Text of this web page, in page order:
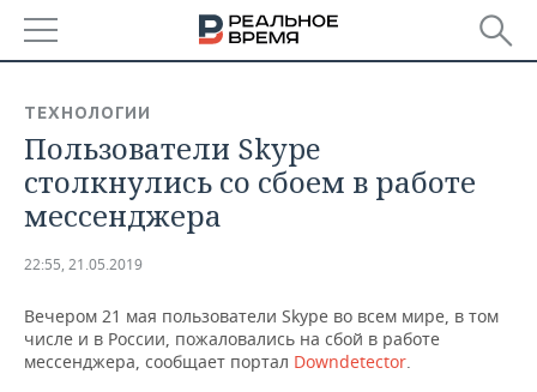
БАШКОРТОСТАН
ТАТАРСТАН
НОВОСТИ
АНАЛИТИКА
ДЕКЛАРАЦИИ О ДОХОДАХ
КОРОЛИ ГОСЗАКАЗА ПФО
НОВОСТИ ЭКОНОМИКИ
ФИНАНСЫ
ПРОМЫШЛЕННОСТЬ
НОВОСТИ
ПРОМЫШЛЕННОСТИ
НЕДВИЖИМОСТЬ
ТЕХНОЛОГИИ
Пользователи Skype
столкнулись со сбоем в работе
мессенджера
22:55, 21.05.2019
Вечером 21 мая пользователи Skype во всем мире, в том
числе и в России, пожаловались на сбой в работе
мессенджера, сообщает портал Downdetector.